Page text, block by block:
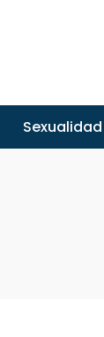
Sexualidad